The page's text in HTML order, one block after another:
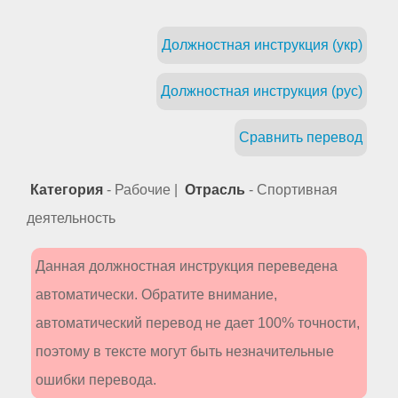
Должностная инструкция (укр)
Должностная инструкция (рус)
Сравнить перевод
Категория - Рабочие | Отрасль - Спортивная
деятельность
Данная должностная инструкция переведена
автоматически. Обратите внимание,
автоматический перевод не дает 100% точности,
поэтому в тексте могут быть незначительные
ошибки перевода.